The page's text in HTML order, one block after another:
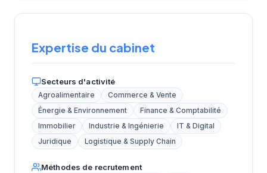
Expertise du cabinet
Secteurs d'activité
Agroalimentaire
Commerce & Vente
Énergie & Environnement
Finance & Comptabilité
Immobilier
Industrie & Ingénierie
IT & Digital
Juridique
Logistique & Supply Chain
Méthodes de recrutement